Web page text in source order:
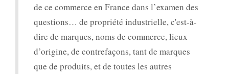
de ce commerce en France dans l’examen des
questions… de propriété industrielle, c'est-à-
dire de marques, noms de commerce, lieux
d’origine, de contrefaçons, tant de marques
que de produits, et de toutes les autres